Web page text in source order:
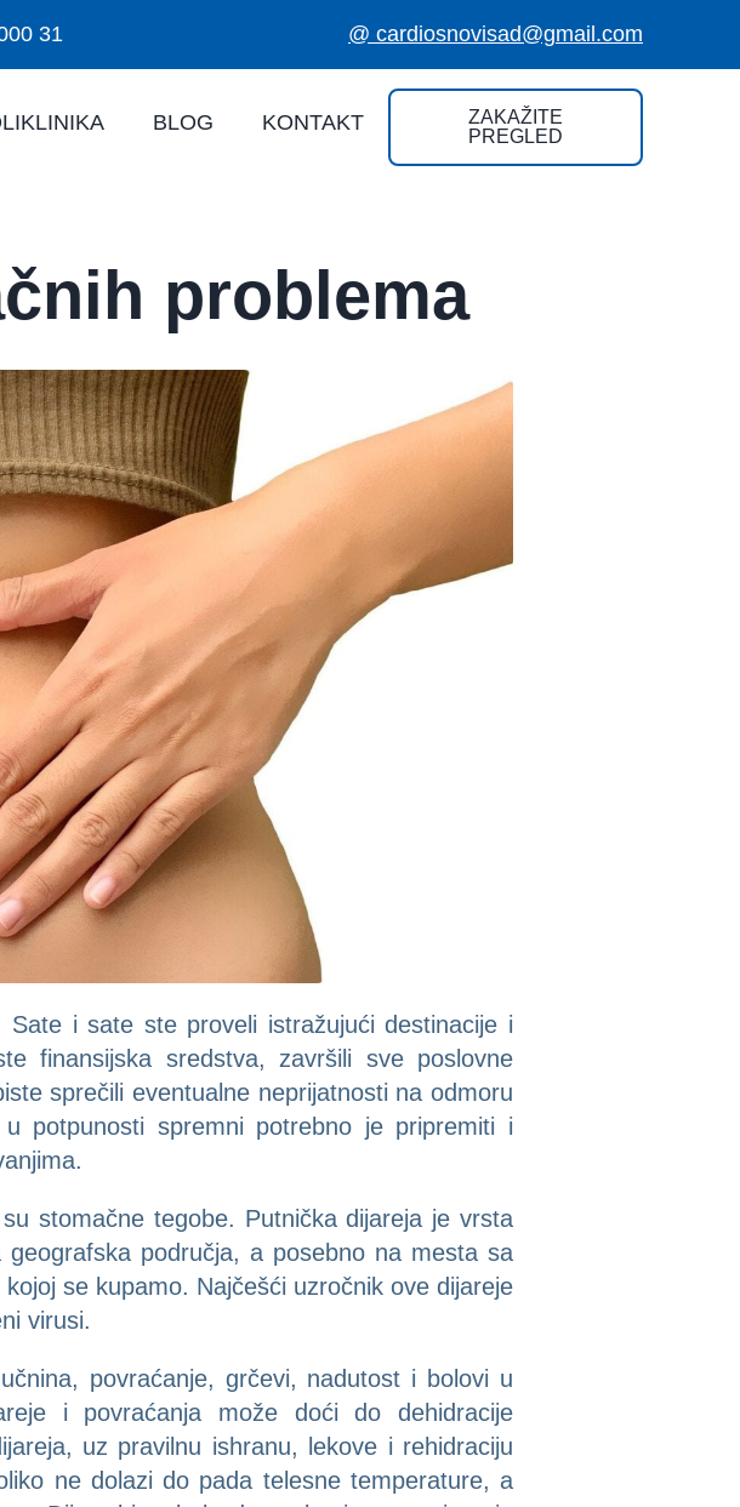
31 @ cardiosnovisad@gmail.com
BLOG KONTAKT
ZAKAŽITE
PREGLED
problema
i sate ste proveli istražujući destinacije i
finansijska sredstva, završili sve poslovne
sprečili eventualne neprijatnosti na odmoru
potpunosti spremni potrebno je pripremiti i
stomačne tegobe. Putnička dijareja je vrsta
područja, a posebno na mesta sa
se kupamo. Najčešći uzročnik ove dijareje
virusi.
povraćanje, grčevi, nadutost i bolovi u
i povraćanja može doći do dehidracije
uz pravilnu ishranu, lekove i rehidraciju
ne dolazi do pada telesne temperature, a